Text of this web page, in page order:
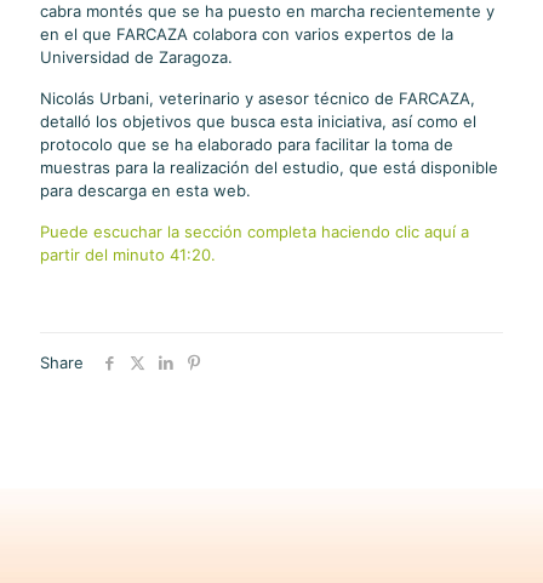
cabra montés que se ha puesto en marcha recientemente y
en el que FARCAZA colabora con varios expertos de la
Universidad de Zaragoza.
Nicolás Urbani, veterinario y asesor técnico de FARCAZA,
detalló los objetivos que busca esta iniciativa, así como el
protocolo que se ha elaborado para facilitar la toma de
muestras para la realización del estudio, que está disponible
para descarga en esta web.
Puede escuchar la sección completa haciendo clic aquí a
partir del minuto 41:20.
Share